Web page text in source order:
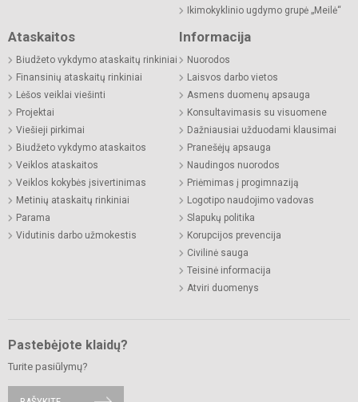
Ikimokyklinio ugdymo grupė „Meilė“
Ataskaitos
Biudžeto vykdymo ataskaitų rinkiniai
Finansinių ataskaitų rinkiniai
Lėšos veiklai viešinti
Projektai
Viešieji pirkimai
Biudžeto vykdymo ataskaitos
Veiklos ataskaitos
Veiklos kokybės įsivertinimas
Metinių ataskaitų rinkiniai
Parama
Vidutinis darbo užmokestis
Informacija
Nuorodos
Laisvos darbo vietos
Asmens duomenų apsauga
Konsultavimasis su visuomene
Dažniausiai užduodami klausimai
Pranešėjų apsauga
Naudingos nuorodos
Priėmimas į progimnaziją
Logotipo naudojimo vadovas
Slapukų politika
Korupcijos prevencija
Civilinė sauga
Teisinė informacija
Atviri duomenys
Pastebėjote klaidų?
Turite pasiūlymų?